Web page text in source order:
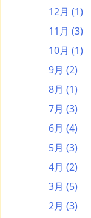
12月 (1)
11月 (3)
10月 (1)
9月 (2)
8月 (1)
7月 (3)
6月 (4)
5月 (3)
4月 (2)
3月 (5)
2月 (3)